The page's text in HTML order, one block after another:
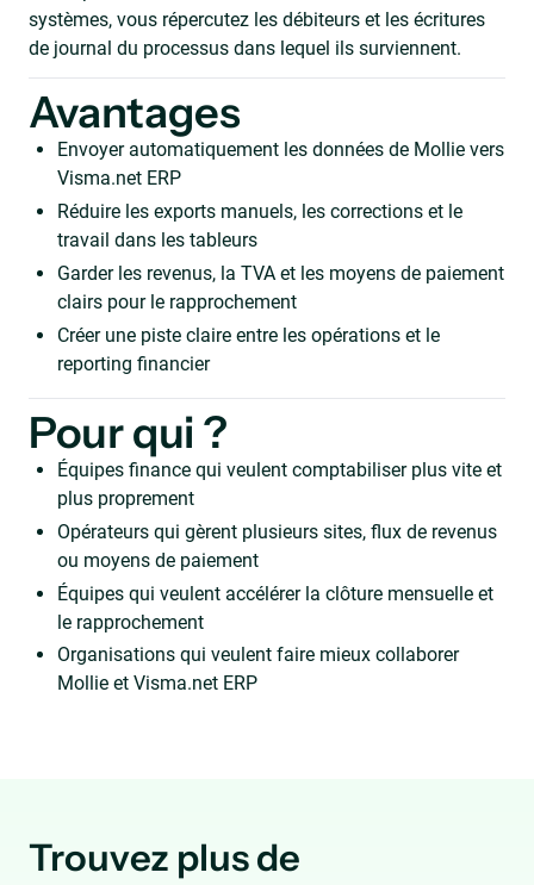
systèmes, vous répercutez les débiteurs et les écritures
de journal du processus dans lequel ils surviennent.
Avantages
Envoyer automatiquement les données de Mollie vers
Visma.net ERP
Réduire les exports manuels, les corrections et le
travail dans les tableurs
Garder les revenus, la TVA et les moyens de paiement
clairs pour le rapprochement
Créer une piste claire entre les opérations et le
reporting financier
Pour qui ?
Équipes finance qui veulent comptabiliser plus vite et
plus proprement
Opérateurs qui gèrent plusieurs sites, flux de revenus
ou moyens de paiement
Équipes qui veulent accélérer la clôture mensuelle et
le rapprochement
Organisations qui veulent faire mieux collaborer
Mollie et Visma.net ERP
Trouvez plus de